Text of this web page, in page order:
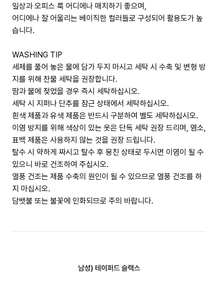
일상과 오피스 룩 어디에나 매치하기 좋으며,
어디에나 잘 어울리는 베이직한 컬러들로 구성되어 활용도가 높
습니다.
WASHING TIP
세제를 풀어 놓은 물에 담가 두지 마시고 세탁 시 수축 및 변형 방
지를 위해 찬물 세탁을 권장합니다.
땀과 물에 젖었을 경우 즉시 세탁하십시오.
세탁 시 지퍼나 단추를 잠근 상태에서 세탁하십시오.
흰색 제품과 유색 제품은 반드시 구분하여 별도 세탁하십시오.
이염 방지를 위해 색상이 있는 옷은 단독 세탁 권장 드리며, 염소,
표백 제품은 사용하지 않는 것을 권장 드립니다.
탈수 시 약하게 짜시고 탈수 후 뭉친 상태로 두시면 이염이 될 수
있으니 바로 건조하여 주십시오.
열풍 건조는 제품 수축의 원인이 될 수 있으므로 열풍 건조를 하
지 마십시오.
담뱃불 또는 불꽃에 인화되므로 주의 바랍니다.